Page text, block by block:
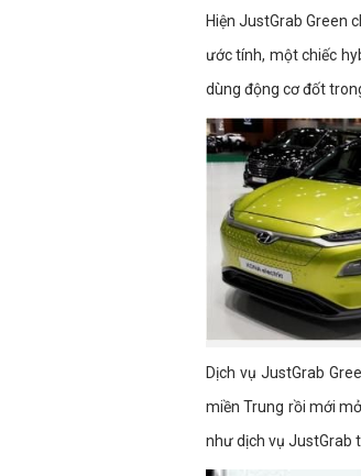
Hiện JustGrab Green
ước tính, một chiếc
dùng động cơ đốt
Dịch vụ JustGrab
miền Trung rồi mới
như dịch vụ JustGrab